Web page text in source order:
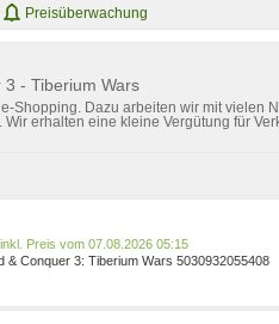
Preisüberwachung
- Tiberium Wars
Shopping. Dazu arbeiten wir mit vielen
erhalten eine kleine Vergütung für
Preis vom 07.08.2026 05:15
& Conquer 3: Tiberium Wars 5030932055408